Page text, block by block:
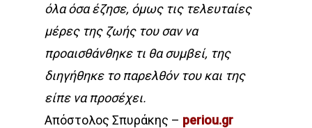
όλα όσα έζησε, όμως τις τελευταίες
μέρες της ζωής του σαν να
προαισθάνθηκε τι θα συμβεί, της
διηγήθηκε το παρελθόν του και της
είπε να προσέχει.
Απόστολος Σπυράκης – periou.gr